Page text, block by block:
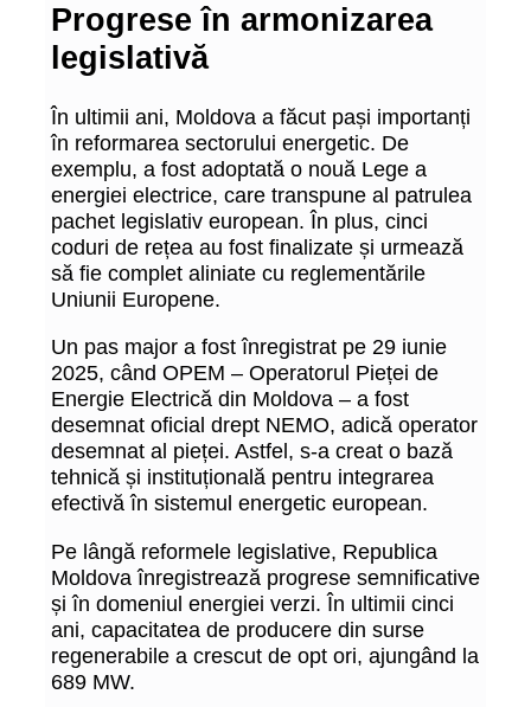
Progrese în armonizarea
legislativă
În ultimii ani, Moldova a făcut pași importanți
în reformarea sectorului energetic. De
exemplu, a fost adoptată o nouă Lege a
energiei electrice, care transpune al patrulea
pachet legislativ european. În plus, cinci
coduri de rețea au fost finalizate și urmează
să fie complet aliniate cu reglementările
Uniunii Europene.
Un pas major a fost înregistrat pe 29 iunie
2025, când OPEM – Operatorul Pieței de
Energie Electrică din Moldova – a fost
desemnat oficial drept NEMO, adică operator
desemnat al pieței. Astfel, s-a creat o bază
tehnică și instituțională pentru integrarea
efectivă în sistemul energetic european.
Pe lângă reformele legislative, Republica
Moldova înregistrează progrese semnificative
și în domeniul energiei verzi. În ultimii cinci
ani, capacitatea de producere din surse
regenerabile a crescut de opt ori, ajungând la
689 MW.